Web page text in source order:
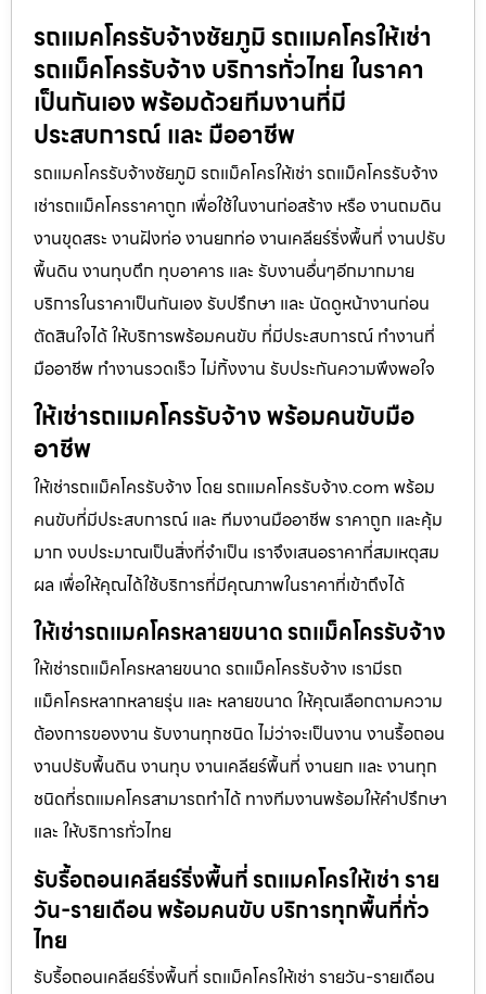
รถแมคโครรับจ้างชัยภูมิ รถแมคโครให้เช่า
รถแม็คโครรับจ้าง บริการทั่วไทย ในราคา
เป็นกันเอง พร้อมด้วยทีมงานที่มี
ประสบการณ์ และ มืออาชีพ
รถแมคโครรับจ้างชัยภูมิ รถแม็คโครให้เช่า รถแม็คโครรับจ้าง
เช่ารถแม็คโครราคาถูก เพื่อใช้ในงานก่อสร้าง หรือ งานถมดิน
งานขุดสระ งานฝังท่อ งานยกท่อ งานเคลียร์ริ่งพื้นที่ งานปรับ
พื้นดิน งานทุบตึก ทุบอาคาร และ รับงานอื่นๆอีกมากมาย
บริการในราคาเป็นกันเอง รับปรึกษา และ นัดดูหน้างานก่อน
ตัดสินใจได้ ให้บริการพร้อมคนขับ ที่มีประสบการณ์ ทำงานที่
มืออาชีพ ทำงานรวดเร็ว ไม่ทิ้งงาน รับประกันความพึงพอใจ
ให้เช่ารถแมคโครรับจ้าง พร้อมคนขับมือ
อาชีพ
ให้เช่ารถแม็คโครรับจ้าง โดย รถแมคโครรับจ้าง.com พร้อม
คนขับที่มีประสบการณ์ และ ทีมงานมืออาชีพ ราคาถูก และคุ้ม
มาก งบประมาณเป็นสิ่งที่จำเป็น เราจึงเสนอราคาที่สมเหตุสม
ผล เพื่อให้คุณได้ใช้บริการที่มีคุณภาพในราคาที่เข้าถึงได้
ให้เช่ารถแมคโครหลายขนาด รถแม็คโครรับจ้าง
ให้เช่ารถแม็คโครหลายขนาด รถแม็คโครรับจ้าง เรามีรถ
แม็คโครหลากหลายรุ่น และ หลายขนาด ให้คุณเลือกตามความ
ต้องการของงาน รับงานทุกชนิด ไม่ว่าจะเป็นงาน งานรื้อถอน
งานปรับพื้นดิน งานทุบ งานเคลียร์พื้นที่ งานยก และ งานทุก
ชนิดที่รถแมคโครสามารถทำได้ ทางทีมงานพร้อมให้คำปรึกษา
และ ให้บริการทั่วไทย
รับรื้อถอนเคลียร์ริ่งพื้นที่ รถแมคโครให้เช่า ราย
วัน-รายเดือน พร้อมคนขับ บริการทุกพื้นที่ทั่ว
ไทย
รับรื้อถอนเคลียร์ริ่งพื้นที่ รถแม็คโครให้เช่า รายวัน-รายเดือน